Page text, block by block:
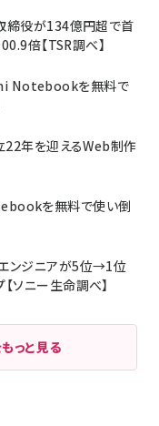
締役が134億円超で首
倍【TSR調べ】
Notebookを無料で
22年を迎えるWeb制作
を無料で使い倒
ンジニアが5位→1位
ソニー生命調べ】
っと見る